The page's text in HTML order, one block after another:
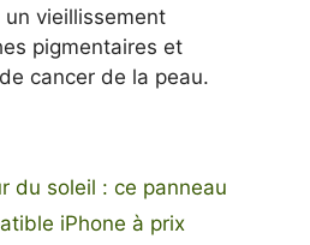
vieillissement
pigmentaires et
cancer de la peau.
du soleil : ce panneau
iPhone à prix